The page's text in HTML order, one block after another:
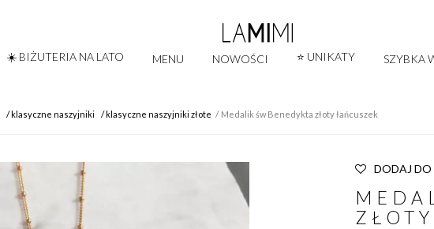
☀️ BIŻUTERIA NA LATO MENU NOWOŚCI ⭐ UNIKATY SZYBKA
klasyczne naszyjniki klasyczne naszyjniki złote Medalik św Benedykta złoty łańcuszek
DODAJ DO